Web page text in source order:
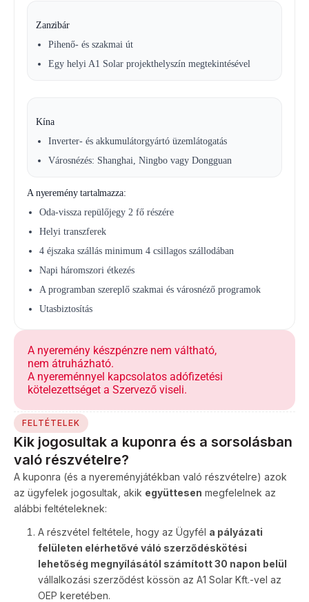
Zanzibár
Pihenő- és szakmai út
Egy helyi A1 Solar projekthelyszín megtekintésével
Kína
Inverter- és akkumulátorgyártó üzemlátogatás
Városnézés: Shanghai, Ningbo vagy Dongguan
A nyeremény tartalmazza:
Oda-vissza repülőjegy 2 fő részére
Helyi transzferek
4 éjszaka szállás minimum 4 csillagos szállodában
Napi háromszori étkezés
A programban szereplő szakmai és városnéző programok
Utasbiztosítás
A nyeremény készpénzre nem váltható,
nem átruházható.
A nyereménnyel kapcsolatos adófizetési
kötelezettséget a Szervező viseli.
FELTÉTELEK
Kik jogosultak a kuponra és a sorsolásban
való részvételre?
A kuponra (és a nyereményjátékban való részvételre) azok
az ügyfelek jogosultak, akik együttesen megfelelnek az
alábbi feltételeknek:
A részvétel feltétele, hogy az Ügyfél a pályázati
felületen elérhetővé váló szerződéskötési
lehetőség megnyílásától számított 30 napon belül
vállalkozási szerződést kössön az A1 Solar Kft.-vel az
OEP keretében.